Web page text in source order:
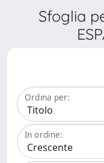
Sfoglia
Ordina per:
In ordine: